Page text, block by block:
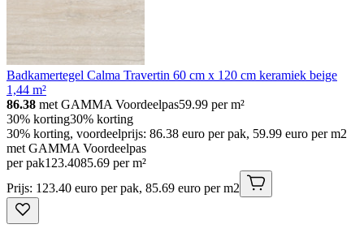
Badkamertegel Calma Travertin 60 cm x 120 cm keramiek beige
1,44 m²
86.38 met GAMMA Voordeelpas59.99 per m²
30% korting30% korting
30% korting, voordeelprijs: 86.38 euro per pak, 59.99 euro per m2
met GAMMA Voordeelpas
per pak123.4085.69 per m²
Prijs: 123.40 euro per pak, 85.69 euro per m2